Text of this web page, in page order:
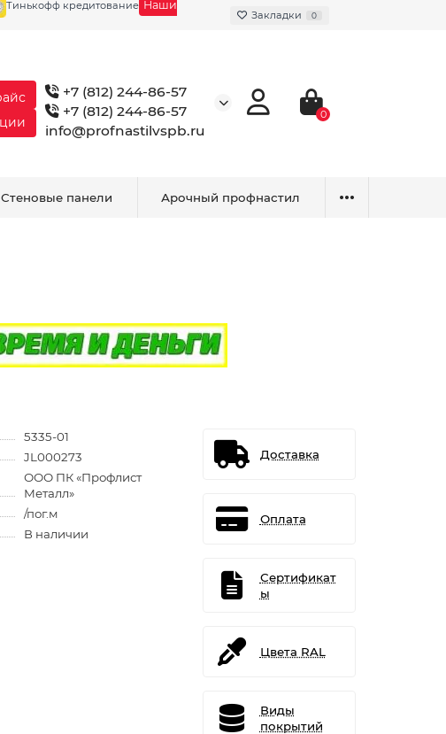
Тинькофф кредитование Наши
Закладки 0
+7 (812) 244-86-57
+7 (812) 244-86-57
info@profnastilvspb.ru
0
Стеновые панели Арочный профнастил
5335-01
JL000273
ООО ПК «Профлист
Металл»
/пог.м
В наличии
Доставка
Оплата
Сертификат
ы
Цвета RAL
Виды
покрытий